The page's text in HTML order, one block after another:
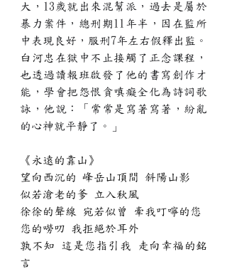
大，13歲就出來混幫派，過去是屬於
暴力案件，總刑期11年半，因在監所
中表現良好，服刑7年左右假釋出監。
白河忠 在獄中不止接觸了正念課程，
也透過讀報班啟發了他的書寫創作才
能，學會把怨恨貪嗔癡全化為詩詞歌
詠，他說：「常常是寫著寫著，紛亂
的心神就平靜了。」
《永遠的靠山》
望向西沉的 峰岳山頂間 斜陽山影
似若滄老的爹 立入秋風
徐徐的聲線 宛若似曾 牽我叮嚀的您
您的嘮叨 我拒絕於耳外
孰不知 這是您指引我 走向幸福的銘
言